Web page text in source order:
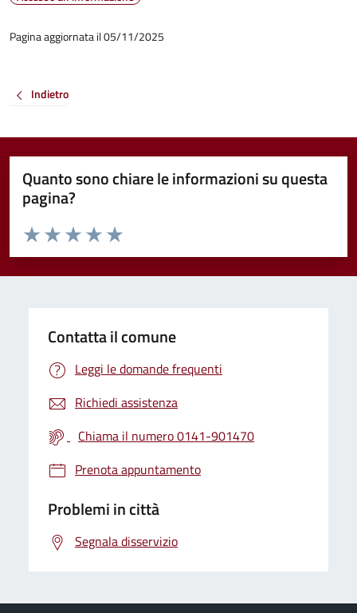
Pagina aggiornata il 05/11/2025
Indietro
Quanto sono chiare le informazioni su questa
pagina?
Valuta da 1 a 5 stelle la pagina
Valuta 5 stelle su 5
Valuta 4 stelle su 5
Valuta 3 stelle su 5
Valuta 2 stelle su 5
Valuta 1 stelle su 5
Contatta il comune
Leggi le domande frequenti
Richiedi assistenza
Chiama il numero 0141-901470
Prenota appuntamento
Problemi in città
Segnala disservizio